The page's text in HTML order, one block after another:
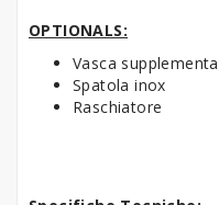
OPTIONALS:
Vasca
Spatola inox
Raschiatore